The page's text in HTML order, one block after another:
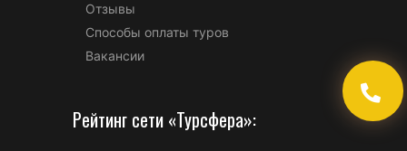
Отзывы
Способы оплаты туров
Вакансии
Рейтинг сети «Турсфера»: